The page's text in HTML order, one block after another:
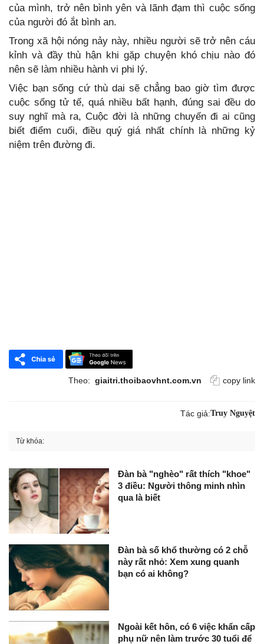
của mình, trở nên bình yên và lãnh đạm thì cuộc sống
của người đó ắt bình an.
Trong xã hội nóng nảy này, nhiều người sẽ trở nên cáu
kỉnh và đầy thù hận khi gặp chuyện khó chịu nào đó
nên sẽ làm nhiều hành vi phi lý.
Việc bạn sống cứ thù dai sẽ chẳng bao giờ tìm được
cuộc sống tử tế, quá nhiều bất hạnh, đúng sai đều do
suy nghĩ mà ra, Cuộc đời là những chuyến đi ai cũng
biết điểm cuối, điều quý giá nhất chính là những kỷ
niệm trên đường đi.
Theo: giaitri.thoibaovhnt.com.vn copy link
Tác giả:Truy Nguyệt
Từ khóa:
Đàn bà "nghèo" rất thích "khoe"
3 điều: Người thông minh nhìn
qua là biết
Đàn bà số khổ thường có 2 chỗ
này rất nhỏ: Xem xung quanh
bạn có ai không?
Ngoài kết hôn, có 6 việc khẩn cấp
phụ nữ nên làm trước 30 tuổi để